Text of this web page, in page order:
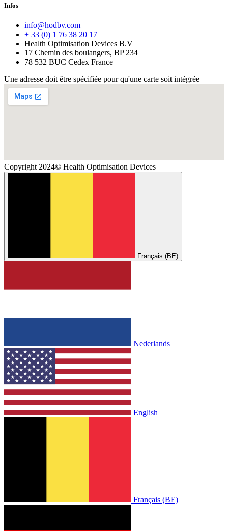
Infos
info@hodbv.com
+ 33 (0) 1 76 38 20 17
Health Optimisation Devices B.V
17 Chemin des boulangers, BP 234
78 532 BUC Cedex France
Une adresse doit être spécifiée pour qu'une carte soit intégrée
Copyright 2024© Health Optimisation Devices
Français (BE)
Nederlands
English
Français (BE)